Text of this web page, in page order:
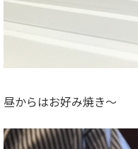
昼からはお好み焼き～